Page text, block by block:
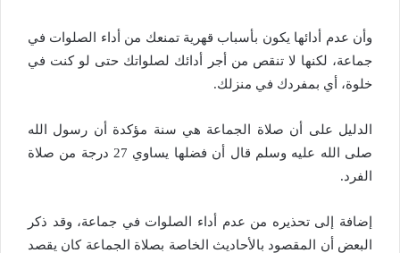
وأن عدم أدائها يكون بأسباب قهرية تمنعك من أداء الصلوات في
جماعة، لكنها لا تنقص من أجر أدائك لصلواتك حتى لو كنت في
خلوة، أي بمفردك في منزلك.
الدليل على أن صلاة الجماعة هي سنة مؤكدة أن رسول الله
صلى الله عليه وسلم قال أن فضلها يساوي 27 درجة من صلاة
الفرد.
إضافة إلى تحذيره من عدم أداء الصلوات في جماعة، وقد ذكر
البعض أن المقصود بالأحاديث الخاصة بصلاة الجماعة كان يقصد